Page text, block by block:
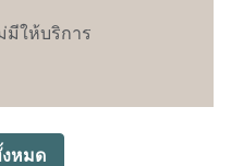
มีให้บริการ
หมด